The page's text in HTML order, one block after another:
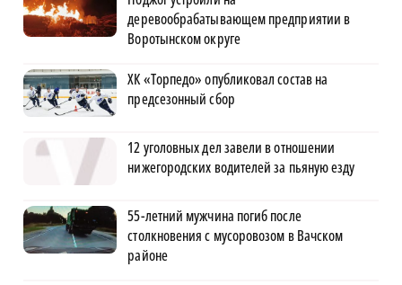
деревообрабатывающем предприятии в
Воротынском округе
ХК «Торпедо» опубликовал состав на
предсезонный сбор
12 уголовных дел завели в отношении
нижегородских водителей за пьяную езду
55-летний мужчина погиб после
столкновения с мусоровозом в Вачском
районе